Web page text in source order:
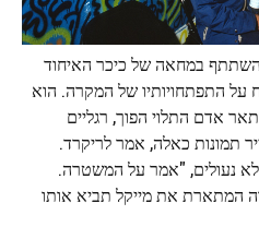
השתתף במחאה של כיכר האיחוד
על התפתחויותיו של המקרה. הוא
אדם התלוי הפוך, רגליים
תמונות כאלה, אמר לריקרד.
נעולים, "אמר על המשטרה.
המתארת ​​את מייקל תביא אותו